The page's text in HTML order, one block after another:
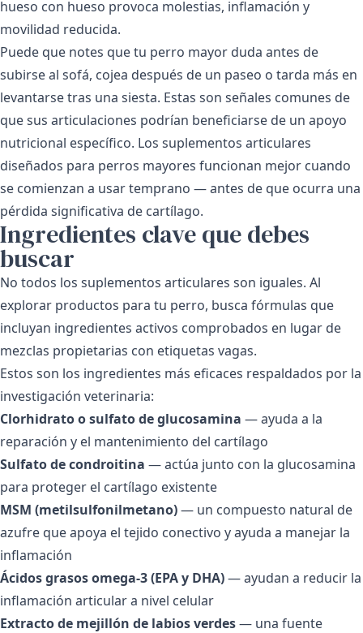
hueso con hueso provoca molestias, inflamación y
movilidad reducida.
Puede que notes que tu perro mayor duda antes de
subirse al sofá, cojea después de un paseo o tarda más en
levantarse tras una siesta. Estas son señales comunes de
que sus articulaciones podrían beneficiarse de un apoyo
nutricional específico. Los suplementos articulares
diseñados para perros mayores funcionan mejor cuando
se comienzan a usar temprano — antes de que ocurra una
pérdida significativa de cartílago.
Ingredientes clave que debes
buscar
No todos los suplementos articulares son iguales. Al
explorar productos para tu perro, busca fórmulas que
incluyan ingredientes activos comprobados en lugar de
mezclas propietarias con etiquetas vagas.
Estos son los ingredientes más eficaces respaldados por la
investigación veterinaria:
Clorhidrato o sulfato de glucosamina — ayuda a la
reparación y el mantenimiento del cartílago
Sulfato de condroitina — actúa junto con la glucosamina
para proteger el cartílago existente
MSM (metilsulfonilmetano)— un compuesto natural de
azufre que apoya el tejido conectivo y ayuda a manejar la
inflamación
Ácidos grasos omega-3 (EPA y DHA)— ayudan a reducir la
inflamación articular a nivel celular
Extracto de mejillón de labios verdes— una fuente